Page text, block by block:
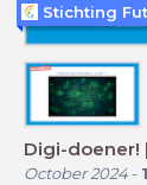
Digi-doener!
October 2024-
Stichting